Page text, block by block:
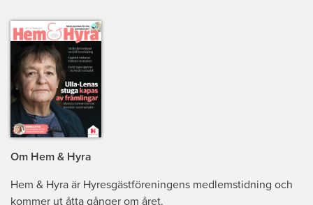
Om Hem & Hyra
Hem & Hyra är Hyresgästföreningens medlemstidning och
kommer ut åtta gånger om året.